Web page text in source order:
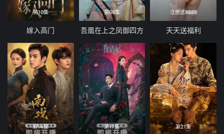
第10集
嫁入高门
第08集
吾凰在上之凤御四方
注册送8888
天天送福利
第14集 第17集 第21集